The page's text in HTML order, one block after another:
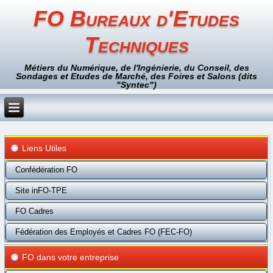
FO Bureaux d'Etudes
Techniques
Métiers du Numérique, de l'Ingénierie, du Conseil, des
Sondages et Etudes de Marché, des Foires et Salons (dits
"Syntec")
Liens Utiles
Confédération FO
Site inFO-TPE
FO Cadres
Fédération des Employés et Cadres FO (FEC-FO)
FO dans votre entreprise